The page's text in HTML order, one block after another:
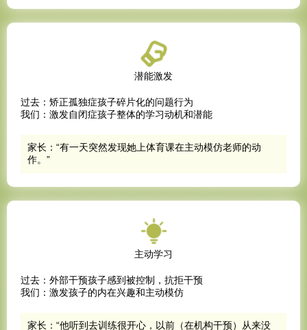
潜能激发
过去：矫正孤独症孩子碎片化的问题行为
我们：激发自闭症孩子整体的学习动机和潜能
家长：“有一天突然发现她上体育课在主动模仿老师的动
作。”
主动学习
过去：外部干预孩子感到被控制，抗拒干预
我们：激发孩子的内在兴趣和主动模仿
家长：“他听到去训练很开心，以前（在机构干预）从来没